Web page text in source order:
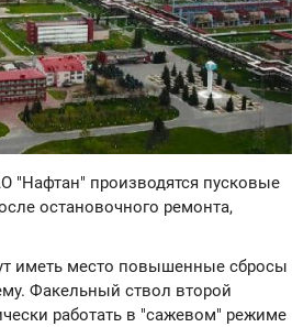
"Нафтан" производятся пусковые
остановочного ремонта,
иметь место повышенные сбросы
Факельный ствол второй
работать в "сажевом" режиме